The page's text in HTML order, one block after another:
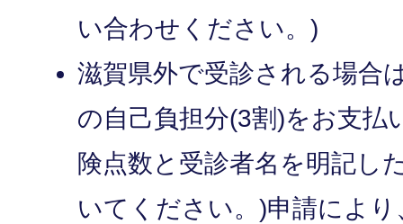
い合わせください。)
滋賀県外で受診される場合
の自己負担分(3割)をお支払
険点数と受診者名を明記し
いてください。)申請によ